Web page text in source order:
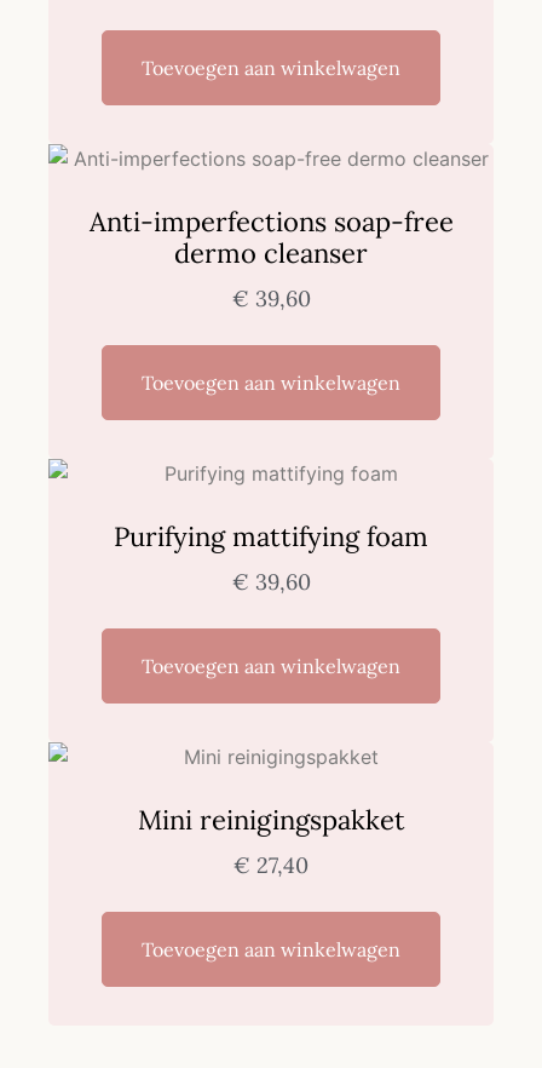
Toevoegen aan winkelwagen
Anti-imperfections soap-free
dermo cleanser
€ 39,60
Toevoegen aan winkelwagen
Purifying mattifying foam
€ 39,60
Toevoegen aan winkelwagen
Mini reinigingspakket
€ 27,40
Toevoegen aan winkelwagen